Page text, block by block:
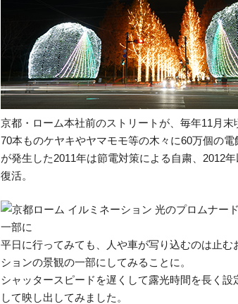
京都・ローム本社前のストリートが、毎年11月
70本ものケヤキやヤマモモ等の木々に60万個の
が発生した2011年は節電対策による自粛、2012
復活。
平日に行ってみても、人や車が写り込むのは止
ションの景観の一部にしてみることに。
シャッタースピードを遅くして露光時間を長く
して映し出してみました。